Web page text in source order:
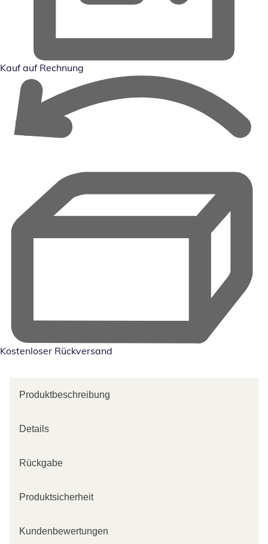
Kauf auf Rechnung
Kostenloser Rückversand
Produktbeschreibung
Details
Rückgabe
Produktsicherheit
Kundenbewertungen